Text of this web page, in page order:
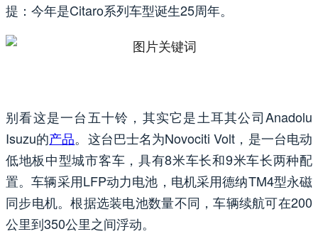
提：今年是Citaro系列车型诞生25周年。
别看这是一台五十铃，其实它是土耳其公司Anadolu
Isuzu的产品。这台巴士名为Novociti Volt，是一台电动
低地板中型城市客车，具有8米车长和9米车长两种配
置。车辆采用LFP动力电池，电机采用德纳TM4型永磁
同步电机。根据选装电池数量不同，车辆续航可在200
公里到350公里之间浮动。